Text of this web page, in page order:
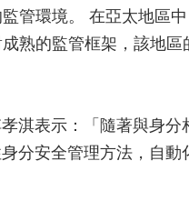
管環境。 在亞太地區
熟的監管框架，該地
淇表示：「隨著與身
分安全管理方法，自